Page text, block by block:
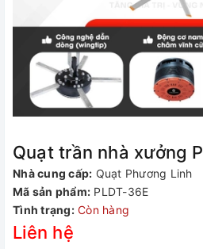
Quạt trần nhà xưởng
Nhà cung cấp: Quạt Phương Linh
Mã sản phẩm: PLDT-36E
Tình trạng: Còn hàng
Liên hệ